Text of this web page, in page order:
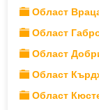
Област
Област
Област
Област
Област